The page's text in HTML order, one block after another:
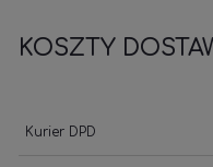
KOSZTY
Kurier DPD